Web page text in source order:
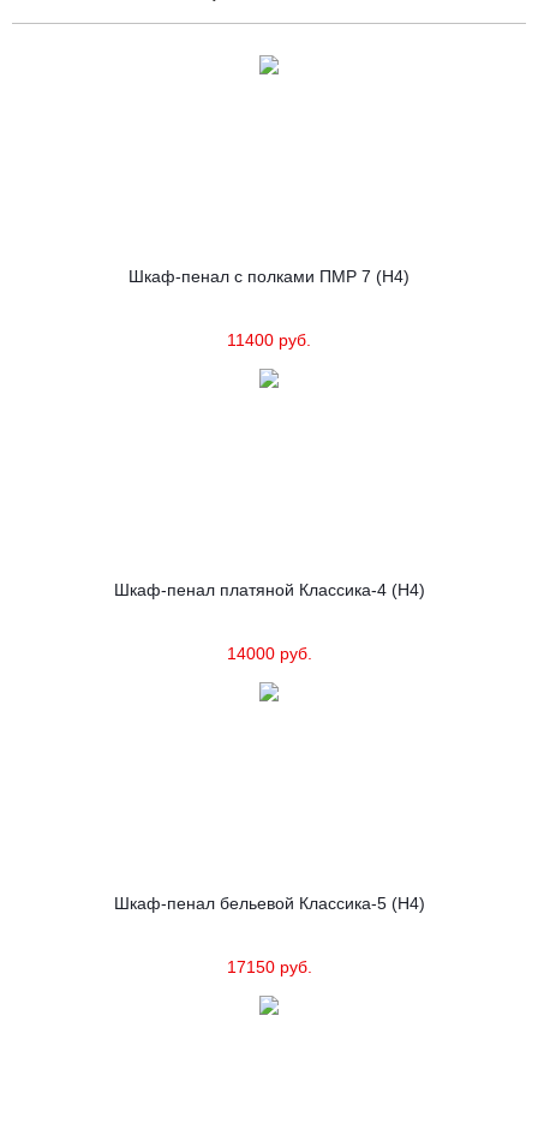
Шкаф-пенал с полками ПМР 7 (Н4)
11400 руб.
Шкаф-пенал платяной Классика-4 (Н4)
14000 руб.
Шкаф-пенал бельевой Классика-5 (Н4)
17150 руб.